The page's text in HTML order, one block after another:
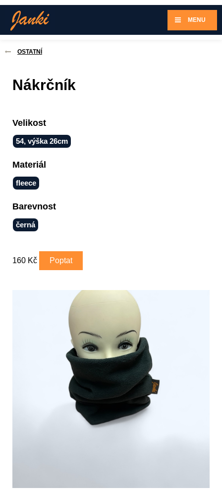
MENU
OSTATNÍ
Nákrčník
Velikost
54, výška 26cm
Materiál
fleece
Barevnost
černá
160 Kč Poptat